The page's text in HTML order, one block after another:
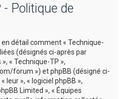
Politique de
détail comment « Technique-
(désignés ci-après par
», « Technique-TP »,
forum ») et phpBB (désigné ci-
leur », « logiciel phpBB »,
Limited », « Équipes